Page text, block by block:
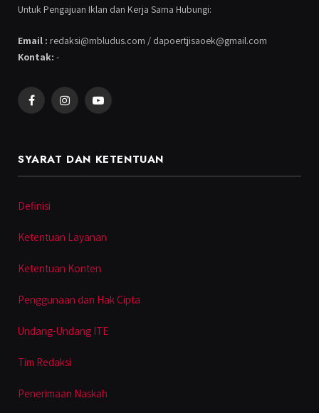
Untuk Pengajuan Iklan dan Kerja Sama Hubungi:
Email : redaksi@mbludus.com / dapoertjisaoek@gmail.com
Kontak: -
FacebookInstagramYouTube
SYARAT DAN KETENTUAN
Definisi
Ketentuan Layanan
Ketentuan Konten
Penggunaan dan Hak Cipta
Undang-Undang ITE
Tim Redaksi
Penerimaan Naskah